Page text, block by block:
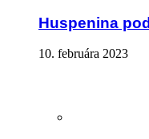
Huspenina
10. februára 2023